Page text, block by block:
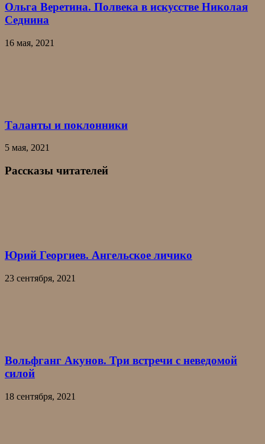
Ольга Веретина. Полвека в искусстве Николая
Седнина
16 мая, 2021
Таланты и поклонники
5 мая, 2021
Рассказы читателей
Юрий Георгиев. Ангельское личико
23 сентября, 2021
Вольфганг Акунов. Три встречи с неведомой
силой
18 сентября, 2021